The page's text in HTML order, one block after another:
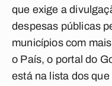
que exige a
despesas públicas
municípios com
o País, o portal do
está na lista dos